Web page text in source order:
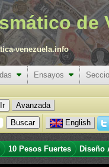
de
venezuela.info
Ensayos
Avanzada
English
10 Pesos Fuertes Diseño